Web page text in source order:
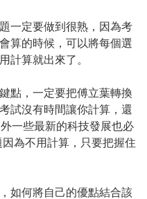
一定要做到很熟，因為考
算的時候，可以將每個選
計算就出來了。
點，一定要把傅立葉轉換
試沒有時間讓你計算，還
一些最新的科技發展也必
為不用計算，只要把握住
如何將自己的優點結合該